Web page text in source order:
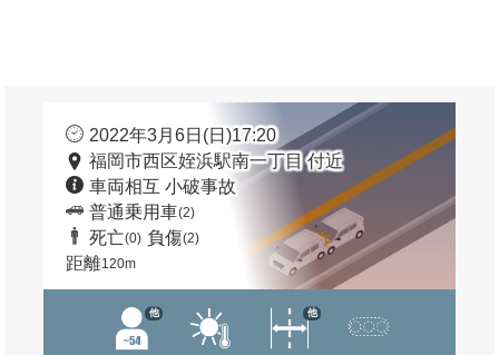
2022年3月6日(日)17:20
福岡市西区姪浜駅南一丁目 付近
車両相互 小破事故
普通乗用車(2)
死亡(0) 負傷(2)
距離120m
他 他